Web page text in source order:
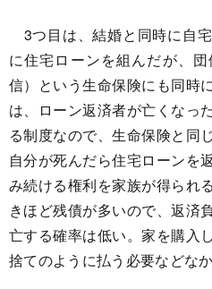
3つ目は、結婚と同時に自
に住宅ローンを組んだが、
信）という生命保険にも同時
は、ローン返済者が亡くなっ
る制度なので、生命保険と同
自分が死んだら住宅ローンを
み続ける権利を家族が得られ
きほど残債が多いので、返済
亡する確率は低い。家を購入
捨てのように払う必要などな